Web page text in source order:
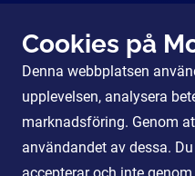
Våra tjänster
För Partners
Cookies på
Denna webbplatsen
upplevelsen, analysera
marknadsföring. Genom
användandet av dessa.